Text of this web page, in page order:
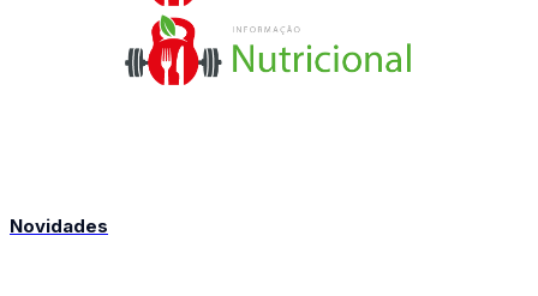
Novidades